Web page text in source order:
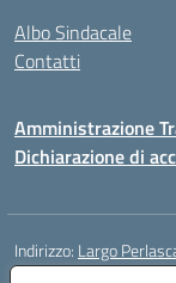
Albo Sindacale
Contatti
Amministrazione
Dichiarazione di
Indirizzo: Largo
Centralino: